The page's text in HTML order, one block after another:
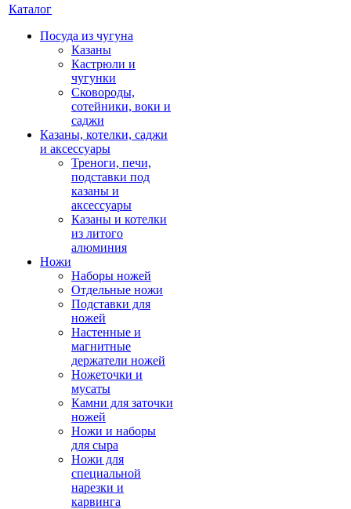
Каталог
Посуда из чугуна
Казаны
Кастрюли и
чугунки
Сковороды,
сотейники, воки и
саджи
Казаны, котелки, саджи
и аксессуары
Треноги, печи,
подставки под
казаны и
аксессуары
Казаны и котелки
из литого
алюминия
Ножи
Наборы ножей
Отдельные ножи
Подставки для
ножей
Настенные и
магнитные
держатели ножей
Ножеточки и
мусаты
Камни для заточки
ножей
Ножи и наборы
для сыра
Ножи для
специальной
нарезки и
карвинга